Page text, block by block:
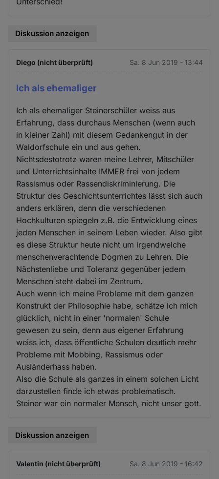
Diskussion anzeigen
Diego (nicht überprüft) Sa. 8 Jun 2019 - 13:44
Ich als ehemaliger
Ich als ehemaliger Steinerschüler weiss aus
Erfahrung, dass durchaus Menschen (wenn auch
in kleiner Zahl) mit diesem Gedankengut in der
Waldorfschule ein und aus gehen.
Nichtsdestotrotz waren meine Lehrer, Mitschüler
und Unterrichtsinhalte IMMER frei von jedem
Rassismus oder Rassendiskriminierung. Die
Struktur des Geschichtsunterrichtes lässt sich auch
anders erklären, denn die verschiedenen
Hochkulturen spiegeln z.B. die Entwicklung eines
jeden Menschen in seinem Leben wieder. Also gibt
es diese Struktur heute nicht um irgendwelche
menschenverachtende Dogmen zu Lehren. Die
Nächstenliebe und Toleranz gegenüber jedem
Menschen steht dabei im Zentrum.
Auch wenn ich meine Probleme mit dem ganzen
Konstrukt der Philosophie habe, schätze ich mich
glücklich, nicht in einer 'normalen' Schule
gewesen zu sein, denn aus eigener Erfahrung
weiss ich, dass öffentliche Schulen deutlich mehr
Probleme mit Mobbing, Rassismus oder
Ausländerhass haben.
Also die Schule als ganzes in einem solchen Licht
darzustellen finde ich etwas problematisch.
Steiner war ein normaler Mensch, nicht unser gott.
Diskussion anzeigen
Valentin (nicht überprüft) Sa. 8 Jun 2019 - 16:42